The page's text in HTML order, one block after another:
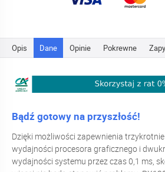
Opis Dane Opinie Pokrewne
Bądź gotowy na przyszłość!
Dzięki możliwości zapewnienia
wydajności procesora graficznego i
wydajności systemu przez czas 0,1 ms,